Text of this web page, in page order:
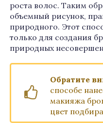
роста волос. Таким
объемный рисунок,
природного. Этот
только для создания
природных
Обратите
способе
макияжа
цвет